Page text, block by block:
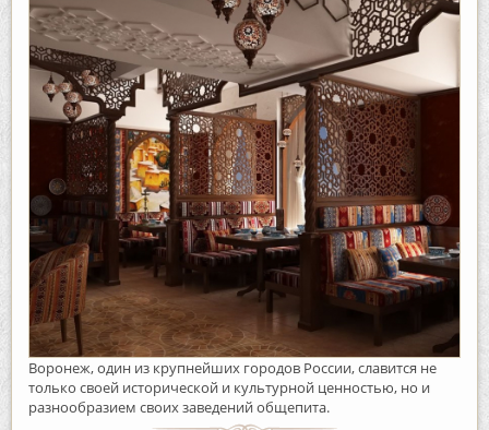
Воронеж, один из крупнейших городов России, славится не
только своей исторической и культурной ценностью, но и
разнообразием своих заведений общепита.